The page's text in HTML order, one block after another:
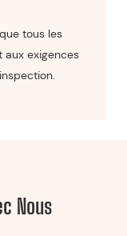
tous les
exigences
Nous